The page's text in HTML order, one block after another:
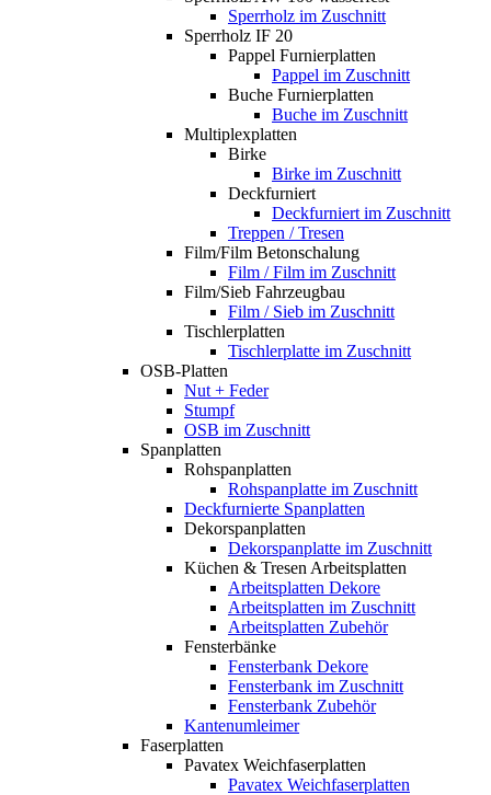
Sperrholz im Zuschnitt
Sperrholz IF 20
Pappel Furnierplatten
Pappel im Zuschnitt
Buche Furnierplatten
Buche im Zuschnitt
Multiplexplatten
Birke
Birke im Zuschnitt
Deckfurniert
Deckfurniert im Zuschnitt
Treppen / Tresen
Film/Film Betonschalung
Film / Film im Zuschnitt
Film/Sieb Fahrzeugbau
Film / Sieb im Zuschnitt
Tischlerplatten
Tischlerplatte im Zuschnitt
OSB-Platten
Nut + Feder
Stumpf
OSB im Zuschnitt
Spanplatten
Rohspanplatten
Rohspanplatte im Zuschnitt
Deckfurnierte Spanplatten
Dekorspanplatten
Dekorspanplatte im Zuschnitt
Küchen & Tresen Arbeitsplatten
Arbeitsplatten Dekore
Arbeitsplatten im Zuschnitt
Arbeitsplatten Zubehör
Fensterbänke
Fensterbank Dekore
Fensterbank im Zuschnitt
Fensterbank Zubehör
Kantenumleimer
Faserplatten
Pavatex Weichfaserplatten
Pavatex Weichfaserplatten